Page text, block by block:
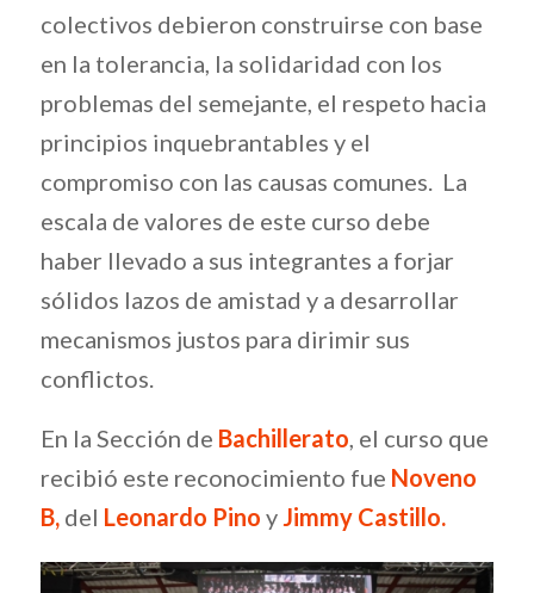
colectivos debieron construirse con base
en la tolerancia, la solidaridad con los
problemas del semejante, el respeto hacia
principios inquebrantables y el
compromiso con las causas comunes. La
escala de valores de este curso debe
haber llevado a sus integrantes a forjar
sólidos lazos de amistad y a desarrollar
mecanismos justos para dirimir sus
conflictos.
En la Sección de Bachillerato, el curso que
recibió este reconocimiento fue Noveno
B, del Leonardo Pino y Jimmy Castillo.